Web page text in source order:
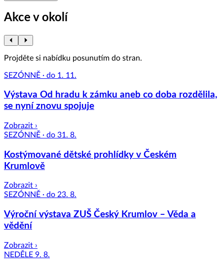
Akce v okolí
Projděte si nabídku posunutím do stran.
SEZÓNNĚ · do 1. 11.
Výstava Od hradu k zámku aneb co doba rozdělila,
se nyní znovu spojuje
Zobrazit ›
SEZÓNNĚ · do 31. 8.
Kostýmované dětské prohlídky v Českém
Krumlově
Zobrazit ›
SEZÓNNĚ · do 23. 8.
Výroční výstava ZUŠ Český Krumlov – Věda a
vědění
Zobrazit ›
NEDĚLE 9. 8.